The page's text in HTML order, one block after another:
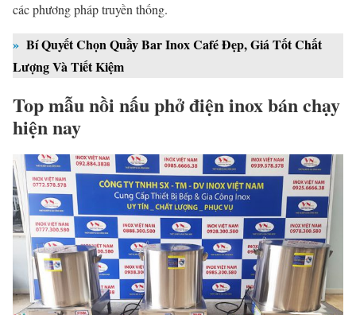
các phương pháp truyền thống.
» Bí Quyết Chọn Quầy Bar Inox Café Đẹp, Giá Tốt Chất
Lượng Và Tiết Kiệm
Top mẫu nồi nấu phở điện inox bán chạy
hiện nay